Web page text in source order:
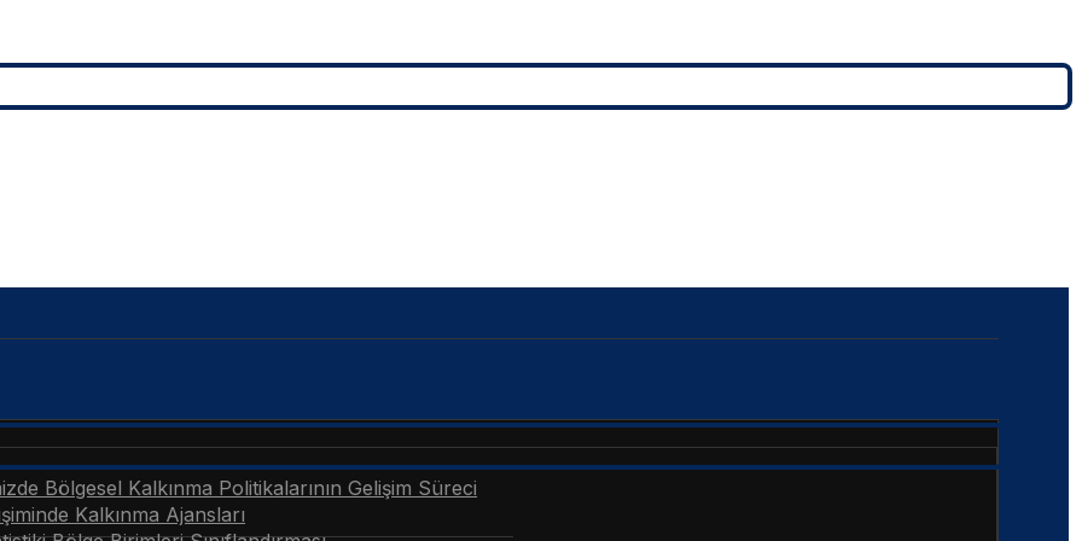
Bölgesel Kalkınma Politikalarının Gelişim Süreci
Kalkınma Ajansları